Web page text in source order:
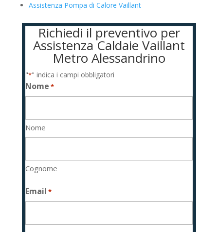
Assistenza Pompa di Calore Vaillant
Richiedi il preventivo per
Assistenza Caldaie Vaillant
Metro Alessandrino
"*" indica i campi obbligatori
Nome *
Nome
Cognome
Email *